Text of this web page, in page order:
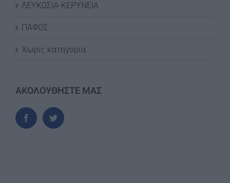
ΛΕΥΚΩΣΙΑ-ΚΕΡΥΝΕΙΑ
ΠΑΦΟΣ
Χωρίς κατηγορία
ΑΚΟΛΟΥΘΗΣΤΕ ΜΑΣ